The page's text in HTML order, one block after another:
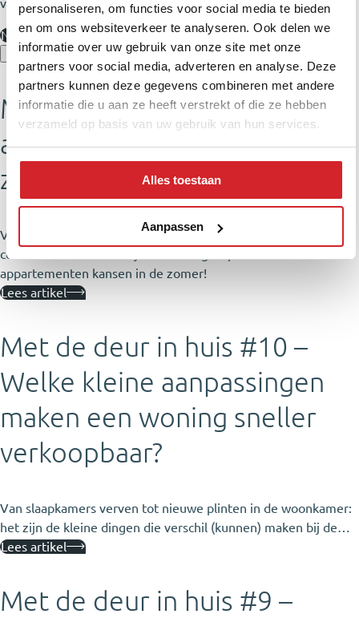
personaliseren, om functies voor social media te bieden
en om ons websiteverkeer te analyseren. Ook delen we
informatie over uw gebruik van onze site met onze
partners voor social media, adverteren en analyse. Deze
partners kunnen deze gegevens combineren met andere
informatie die u aan ze heeft verstrekt of die ze hebben
verzameld op basis van uw gebruik van hun services.
Alles toestaan
Aanpassen
video’s!
Naar de kennisbank
Makelaars: verkoop je
appartement juíst in de
zomervakantie!
Voorjaar blijft favoriet voor gezinswoningen, maar minder
concurrentie én thuisblijvende doelgroep biedt
appartementen kansen in de zomer!
Lees artikel
Met de deur in huis #10 –
Welke kleine aanpassingen
maken een woning sneller
verkoopbaar?
Van slaapkamers verven tot nieuwe plinten in de woonkamer:
het zijn de kleine dingen die verschil (kunnen) maken bij de…
Lees artikel
Met de deur in huis #9 –